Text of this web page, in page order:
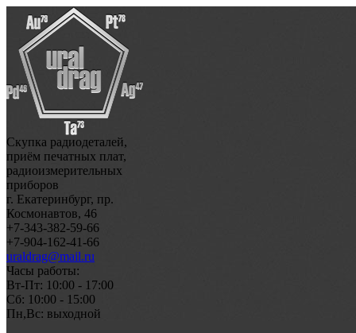
Скупка радиодеталей,
приём печатных плат,
радиоизмерительных
приборов
г. Екатеринбург, пр.
Космонавтов, 46
+7-343-382-59-66
+7-904-162-41-66
uraldrag@mail.ru
Часы работы:
Вт-Пт: 10:00 - 17:00
Сб: 10:00 - 15:00
Пн,Вс: выходной